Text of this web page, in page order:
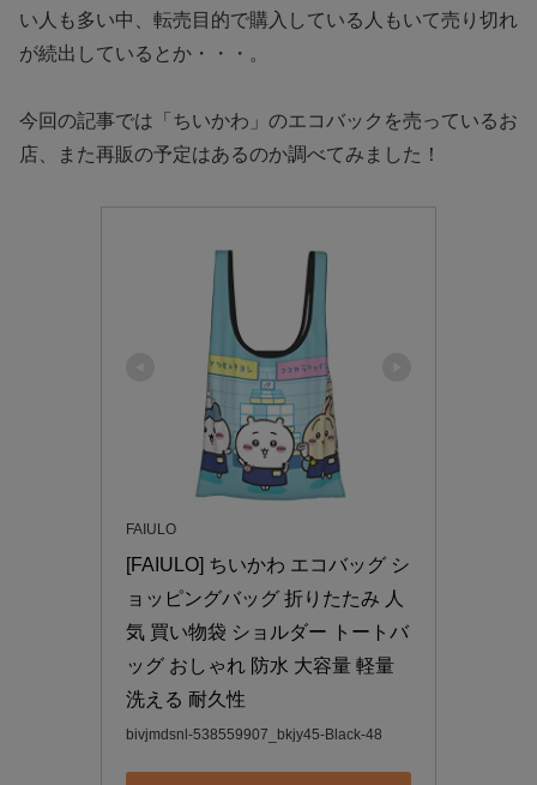
い人も多い中、転売目的で購入している人もいて売り切れ
が続出しているとか・・・。
今回の記事では「ちいかわ」のエコバックを売っているお
店、また再販の予定はあるのか調べてみました！
FAIULO
[FAIULO] ちいかわ エコバッグ シ
ョッピングバッグ 折りたたみ 人
気 買い物袋 ショルダー トートバ
ッグ おしゃれ 防水 大容量 軽量
洗える 耐久性
bivjmdsnl-538559907_bkjy45-Black-48